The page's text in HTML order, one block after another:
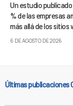
Un estudio
% de las empresas
más allá de los sitios
6 DE AGOSTO DE 2026
Últimas publicaciones